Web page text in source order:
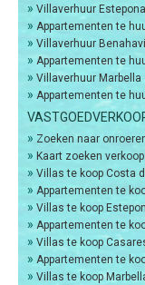
» Villaverhuur Estepona
» Appartementen te
» Villaverhuur
» Appartementen te
» Villaverhuur Marbella
» Appartementen te
» Zoeken naar
» Kaart zoeken verkoop
» Villas te koop Costa
» Appartementen te
» Villas te koop
» Appartementen te
» Villas te koop
» Appartementen te
» Villas te koop